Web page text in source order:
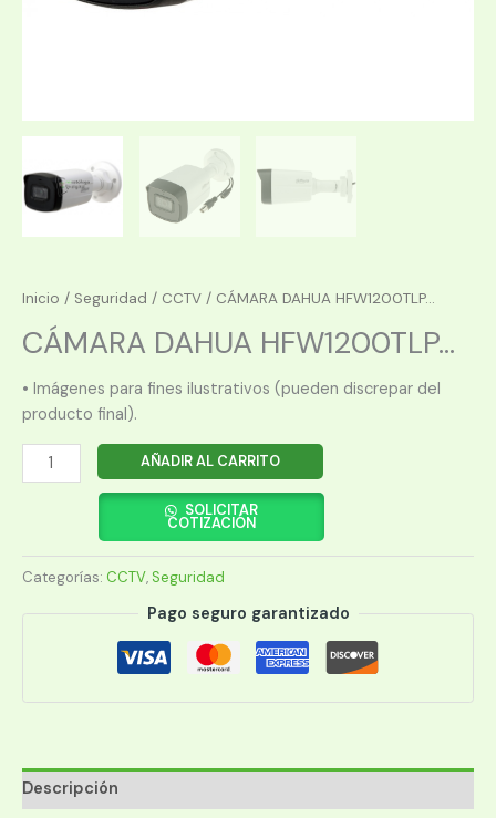
Inicio / Seguridad / CCTV / CÁMARA DAHUA HFW1200TLP...
CÁMARA DAHUA HFW1200TLP...
• Imágenes para fines ilustrativos (pueden discrepar del
producto final).
CÁMARA
DAHUA
BULLET
2MP
AÑADIR AL CARRITO
SOLICITAR
COTIZACIÓN
Categorías: CCTV, Seguridad
Pago seguro garantizado
Descripción